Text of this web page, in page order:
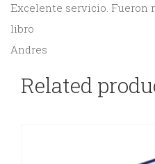
Excelente servicio. Fueron
libro
Andres
Related